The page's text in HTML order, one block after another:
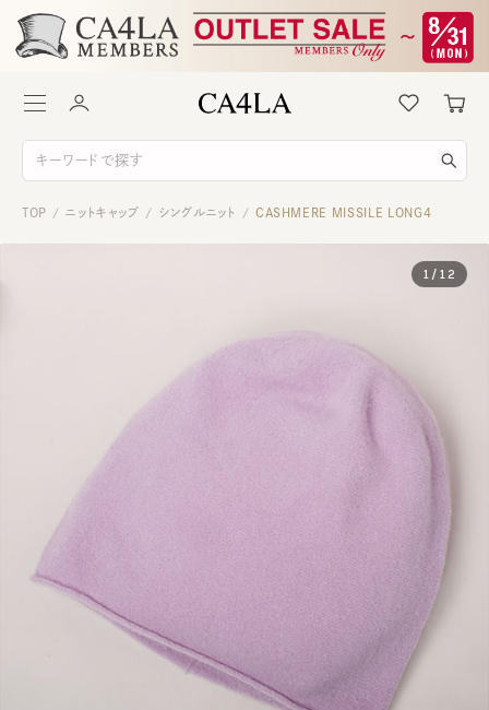
TOP / ニットキャップ / シングルニット / CASHMERE MISSILE LONG4
1 / 12